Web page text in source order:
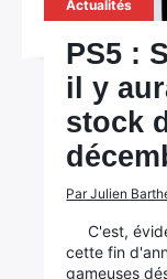
Actualités
PS5 :
il y
stock
Par Julien
C'est,
cette fin
gameuses